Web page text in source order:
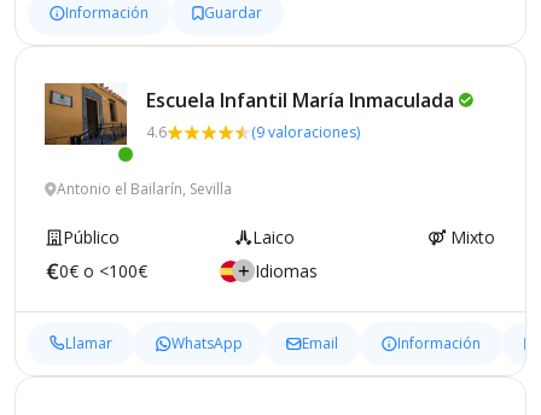
Información Guardar
Escuela Infantil María Inmaculada
4.6 (9 valoraciones)
Antonio el Bailarín, Sevilla
Público Laico
Mixto
0€ o <100€
Idiomas
Llamar WhatsApp Email Información